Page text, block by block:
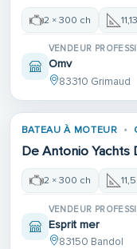
2 × 300 ch
VENDEUR
Omv
83310 Grimaud
BATEAU À MOTEUR
De Antonio Yachts
2 × 300 ch
VENDEUR
Esprit mer
83150 Bandol